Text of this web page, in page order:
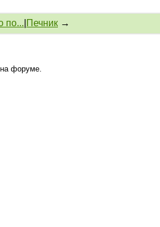
по... Печник →
форуме.